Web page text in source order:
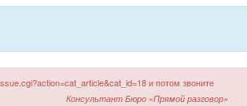
и потом звоните
Консультант Бюро «Прямой разговор»